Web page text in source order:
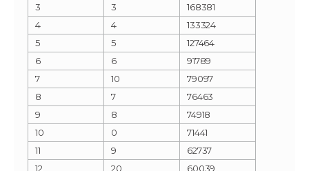
3
3
168381
4
4
133324
5
5
127464
6
6
91789
7
10
79097
8
7
76463
9
8
74918
10
0
71441
11
9
62737
12
20
60039